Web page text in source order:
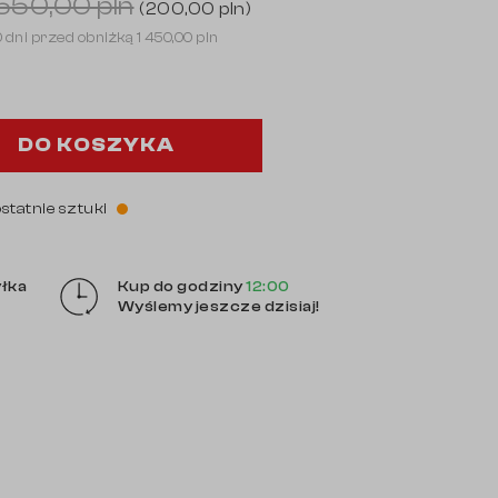
pln (200,00 pln)
dni przed obniżką 1 450,00 pln
sztuki
DO KOSZYKA
Kup do godziny12:00
Wyślemy jeszcze dzisiaj!